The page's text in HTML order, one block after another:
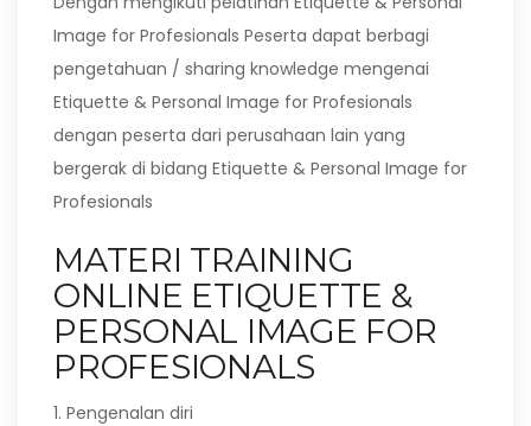
Image for Profesionals Peserta dapat berbagi
pengetahuan / sharing knowledge mengenai
Etiquette & Personal Image for Profesionals
dengan peserta dari perusahaan lain yang
bergerak di bidang Etiquette & Personal Image for
Profesionals
MATERI TRAINING
ONLINE ETIQUETTE &
PERSONAL IMAGE FOR
PROFESIONALS
1. Pengenalan diri